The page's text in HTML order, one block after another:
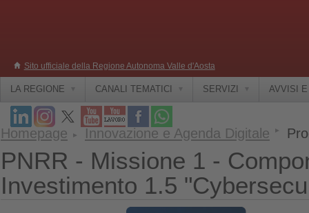
Sito ufficiale della Regione Autonoma Valle d'Aosta
LA REGIONE CANALI TEMATICI SERVIZI AVVISI
Homepage Innovazione e Agenda Digitale
PNRR - Missione 1 -
Investimento 1.5